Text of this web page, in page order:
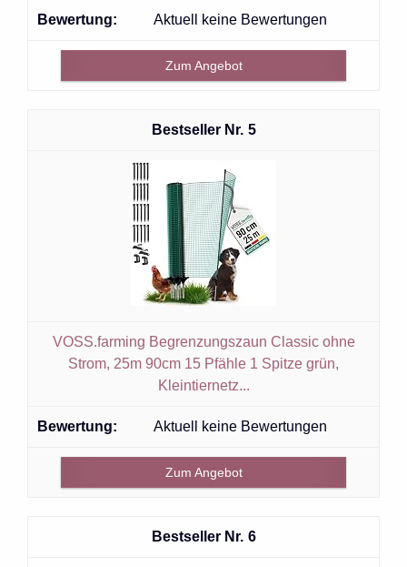
Aktuell keine Bewertungen
Zum Angebot
5
VOSS.farming Begrenzungszaun Classic ohne
Strom, 25m 90cm 15 Pfähle 1 Spitze grün,
Kleintiernetz...
Aktuell keine Bewertungen
Zum Angebot
6